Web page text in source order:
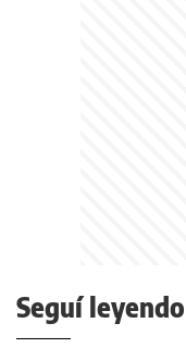
Seguí leyendo